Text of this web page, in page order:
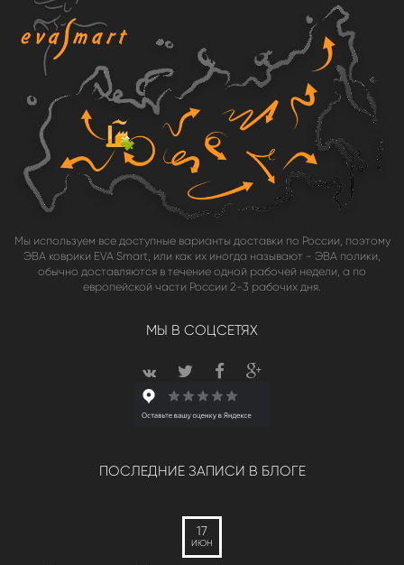
Мы используем все доступные варианты доставки по России, поэтому
ЭВА коврики EVA Smart, или как их иногда называют - ЭВА полики,
обычно доставляются в течение одной рабочей недели, а по
европейской части России 2-3 рабочих дня.
МЫ В СОЦСЕТЯХ
ПОСЛЕДНИЕ ЗАПИСИ В БЛОГЕ
17
ИЮН